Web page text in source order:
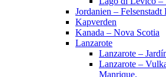
Jordanien – Felsenstadt
Kapverden
Kanada – Nova Scotia
Lanzarote
Lanzarote –
Lanzarote –
Manrique.